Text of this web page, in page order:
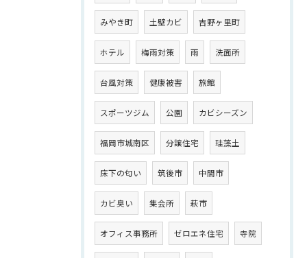
みやき町 土壁カビ 吉野ヶ里町
ホテル 梅雨対策 雨 洗面所
台風対策 健康被害 旅館
スポーツジム 公園 カビシーズン
福岡市城南区 分譲住宅 珪藻土
床下の匂い 筑後市 中間市
カビ臭い 集会所 萩市
オフィス事務所 ゼロエネ住宅 寺院